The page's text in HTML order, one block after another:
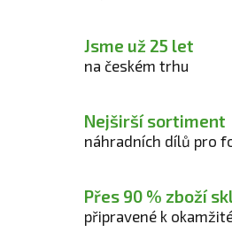
Jsme už 25 let
na českém trhu
Nejširší sortiment
náhradních dílů pro
Přes 90 % zboží
připravené k